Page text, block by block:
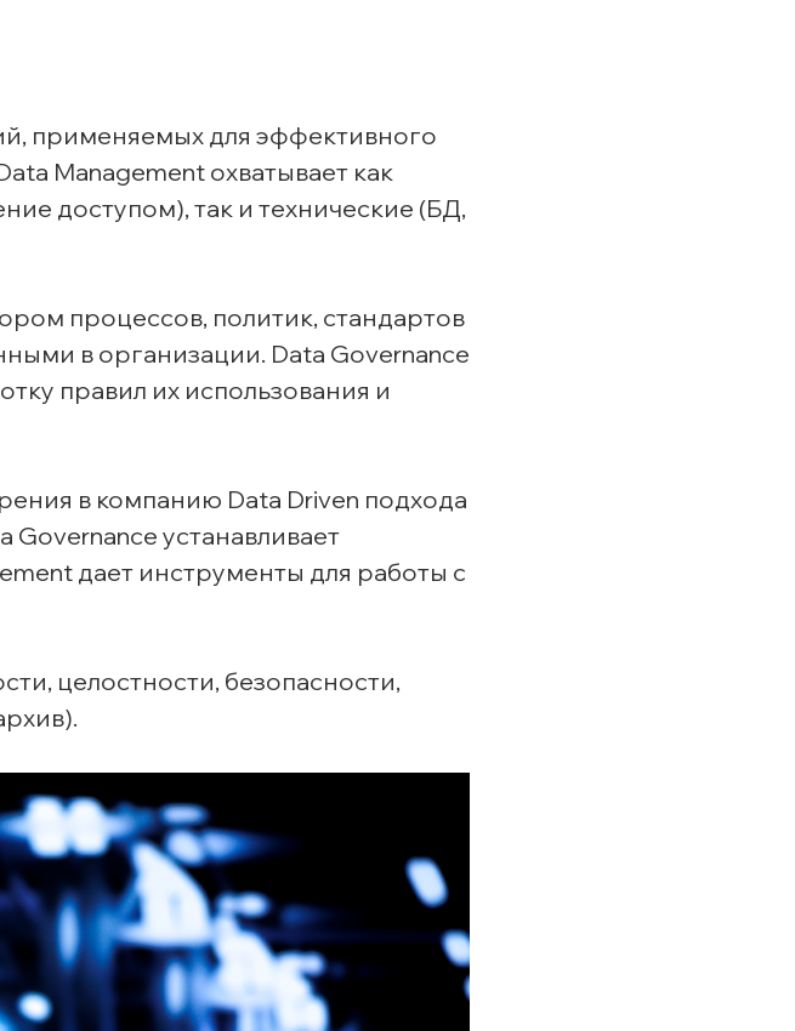
применяемых для эффективного
Management охватывает как
доступом), так и технические (БД,
процессов, политик, стандартов
в организации. Data Governance
правил их использования и
в компанию Data Driven подхода
устанавливает
дает инструменты для работы с
целостности, безопасности,